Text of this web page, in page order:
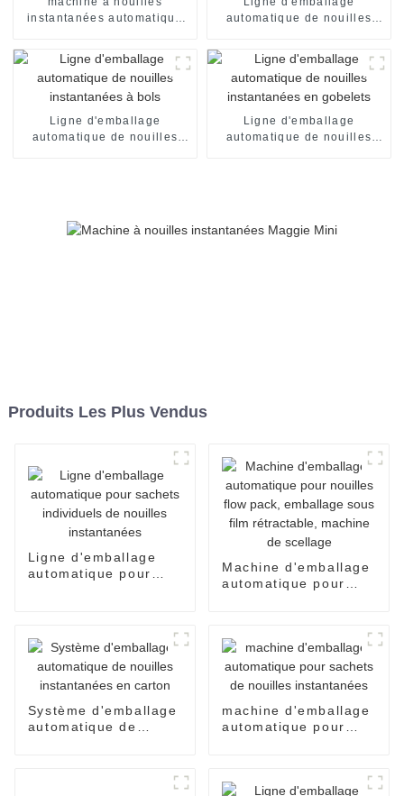
instantanées automatique
automatique de nouilles
Ligne d'emballage
automatique de nouilles
Ligne d'emballage
automatique de nouilles
Produits Les Plus Vendus
Ligne d'emballage
automatique pour
Machine d'emballage
automatique pour
de scellage
Système d'emballage
automatique de
machine d'emballage
automatique pour